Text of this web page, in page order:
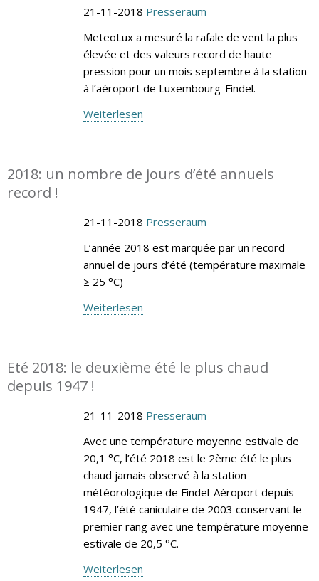
21-11-2018 Presseraum
MeteoLux a mesuré la rafale de vent la plus
élevée et des valeurs record de haute
pression pour un mois septembre à la station
à l’aéroport de Luxembourg-Findel.
Weiterlesen
2018: un nombre de jours d’été annuels
record !
21-11-2018 Presseraum
L’année 2018 est marquée par un record
annuel de jours d’été (température maximale
≥ 25 °C)
Weiterlesen
Eté 2018: le deuxième été le plus chaud
depuis 1947 !
21-11-2018 Presseraum
Avec une température moyenne estivale de
20,1 °C, l’été 2018 est le 2ème été le plus
chaud jamais observé à la station
météorologique de Findel-Aéroport depuis
1947, l’été caniculaire de 2003 conservant le
premier rang avec une température moyenne
estivale de 20,5 °C.
Weiterlesen